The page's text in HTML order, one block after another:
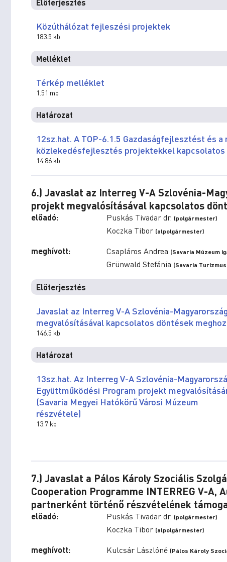
Előterjesztés
Közúthálózat fejleszési projektek
183.5 kb
Melléklet
Térkép melléklet
1.51 mb
Határozat
12sz.hat. A TOP-6.1.5 Gazdaságfejlesztést és
közlekedésfejlesztés projektekkel
14.86 kb
6.) Javaslat az Interreg V-A Szlovénia-
projekt megvalósításával kapcsolatos
előadó: Puskás Tivadar dr. (polgármester)
Koczka Tibor (alpolgármester)
meghívott: Csapláros Andrea (Savaria Múzeum
Grünwald Stefánia (Savaria
Előterjesztés
Javaslat az Interreg V-A Szlovénia-
megvalósításával kapcsolatos döntések
146.5 kb
Határozat
13sz.hat. Az Interreg V-A Szlovénia-
Együttműködési Program projekt
(Savaria Megyei Hatókörű Városi Múzeum
részvétele)
13.7 kb
7.) Javaslat a Pálos Károly Szociális
Cooperation Programme INTERREG V-
partnerként történő részvételének
előadó: Puskás Tivadar dr. (polgármester)
Koczka Tibor (alpolgármester)
meghívott: Kulcsár Lászlóné (Pálos Károly